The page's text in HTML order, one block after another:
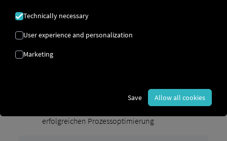
6 soļu plāns veiksmīgai procesu
optimizācijai
Prozessoptimierung in Ihrem
erfolgreichen Prozessoptimierung
Technically necessary
User experience and personalization
Marketing
Save Allow all cookies